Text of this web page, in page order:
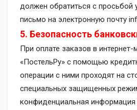
должен обратиться с просьбой
письмо на электронную почту
5. Безопасность
При оплате заказов в интернет-
«ПостельРу» с помощью
операции с ними проходят на
специальных защищенных
конфиденциальная информация